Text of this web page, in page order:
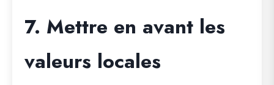
7. Mettre en avant les
valeurs locales